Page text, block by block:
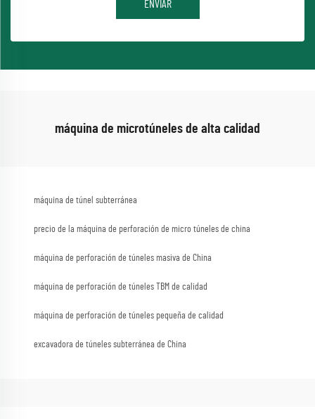
ENVIAR
máquina de microtúneles de alta calidad
máquina de túnel subterránea
precio de la máquina de perforación de micro túneles de china
máquina de perforación de túneles masiva de China
máquina de perforación de túneles TBM de calidad
máquina de perforación de túneles pequeña de calidad
excavadora de túneles subterránea de China